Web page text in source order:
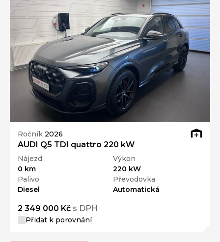
Ročník 2026
AUDI Q5 TDI quattro 220 kW
Nájezd
0 km
Výkon
220 kW
Palivo
Diesel
Převodovka
Automatická
2 349 000 Kč s DPH
Přidat k porovnání